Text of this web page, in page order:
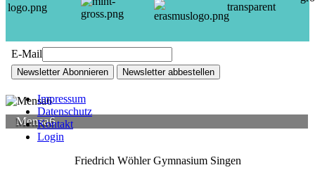
Mensa6
E-Mail
Newsletter Abonnieren Newsletter abbestellen
Impressum
Datenschutz
Kontakt
Login
Friedrich Wöhler Gymnasium Singen